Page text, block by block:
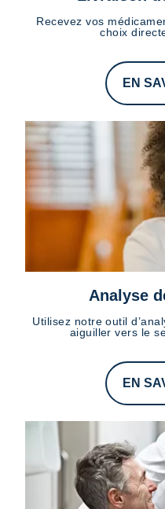
Recevez vos
choix
EN
Analyse
Utilisez notre outil
aiguiller vers le
EN